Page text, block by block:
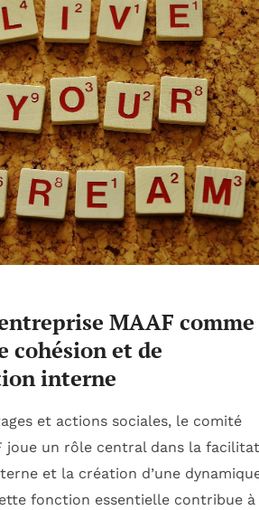
MAAF comme
cohésion et de
interne
et actions sociales, le comité
joue un rôle central dans la
et la création d’une
fonction essentielle contribue à